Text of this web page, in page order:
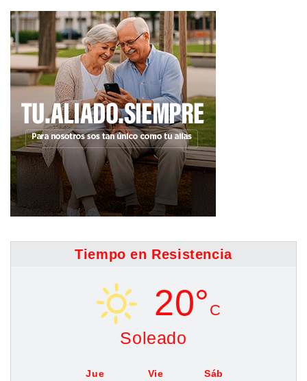
Tiempo en Resistencia
20° C
Soleado
Jue Vie Sáb